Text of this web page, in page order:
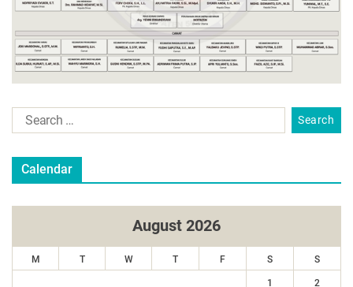
Calendar
August 2026
M T W T F S S
1 2